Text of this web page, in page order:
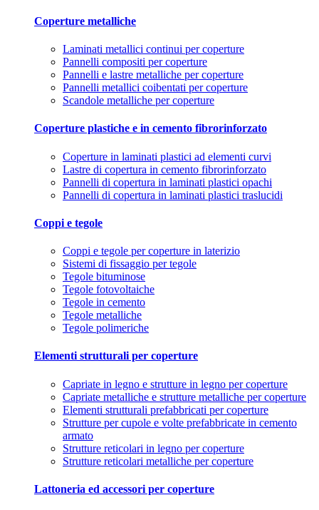
Coperture metalliche
Laminati metallici continui per coperture
Pannelli compositi per coperture
Pannelli e lastre metalliche per coperture
Pannelli metallici coibentati per coperture
Scandole metalliche per coperture
Coperture plastiche e in cemento fibrorinforzato
Coperture in laminati plastici ad elementi curvi
Lastre di copertura in cemento fibrorinforzato
Pannelli di copertura in laminati plastici opachi
Pannelli di copertura in laminati plastici traslucidi
Coppi e tegole
Coppi e tegole per coperture in laterizio
Sistemi di fissaggio per tegole
Tegole bituminose
Tegole fotovoltaiche
Tegole in cemento
Tegole metalliche
Tegole polimeriche
Elementi strutturali per coperture
Capriate in legno e strutture in legno per coperture
Capriate metalliche e strutture metalliche per coperture
Elementi strutturali prefabbricati per coperture
Strutture per cupole e volte prefabbricate in cemento
armato
Strutture reticolari in legno per coperture
Strutture reticolari metalliche per coperture
Lattoneria ed accessori per coperture